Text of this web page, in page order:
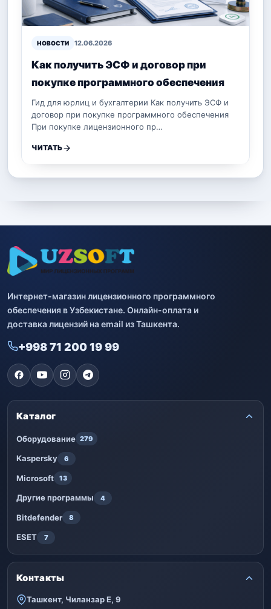
НОВОСТИ 12.06.2026
Как получить ЭСФ и договор при
покупке программного обеспечения
Гид для юрлиц и бухгалтерии Как получить ЭСФ и
договор при покупке программного обеспечения
При покупке лицензионного пр…
ЧИТАТЬ
Интернет-магазин лицензионного программного
обеспечения в Узбекистане. Онлайн-оплата и
доставка лицензий на email из Ташкента.
+998 71 200 19 99
Каталог
Оборудование 279
Kaspersky 6
Microsoft 13
Другие программы 4
Bitdefender 8
ESET 7
Контакты
Ташкент, Чиланзар Е, 9